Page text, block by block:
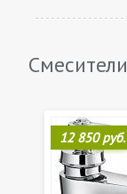
Смесители
12 850 руб.